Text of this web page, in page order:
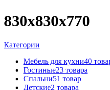
830х830х770
Категории
Мебель для кухни40
Гостиные23 товара
Спальни51 товар
Детские2 товара